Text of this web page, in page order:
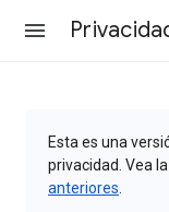
Esta es una
privacidad. Vea la
anteriores